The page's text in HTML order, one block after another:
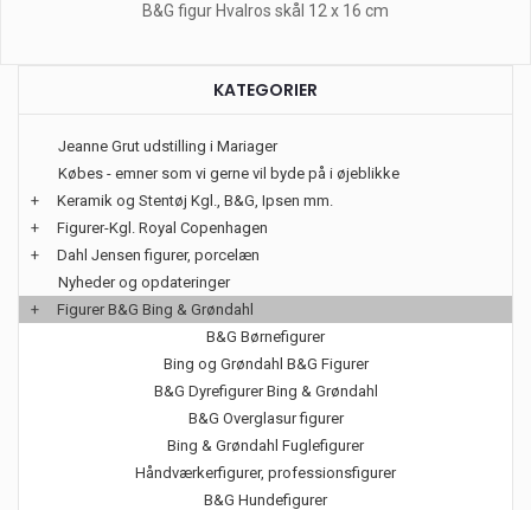
B&G figur Hvalros skål 12 x 16 cm
KATEGORIER
Jeanne Grut udstilling i Mariager
Købes - emner som vi gerne vil byde på i øjeblikke
+
Keramik og Stentøj Kgl., B&G, Ipsen mm.
+
Figurer-Kgl. Royal Copenhagen
+
Dahl Jensen figurer, porcelæn
Nyheder og opdateringer
+
Figurer B&G Bing & Grøndahl
B&G Børnefigurer
Bing og Grøndahl B&G Figurer
B&G Dyrefigurer Bing & Grøndahl
B&G Overglasur figurer
Bing & Grøndahl Fuglefigurer
Håndværkerfigurer, professionsfigurer
B&G Hundefigurer